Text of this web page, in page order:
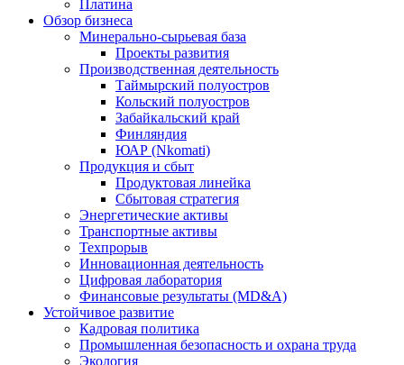
Платина
Обзор бизнеса
Минерально-сырьевая база
Проекты развития
Производственная деятельность
Таймырский полуостров
Кольский полуостров
Забайкальский край
Финляндия
ЮАР (Nkomati)
Продукция и сбыт
Продуктовая линейка
Сбытовая стратегия
Энергетические активы
Транспортные активы
Техпрорыв
Инновационная деятельность
Цифровая лаборатория
Финансовые результаты (MD&A)
Устойчивое развитие
Кадровая политика
Промышленная безопасность и охрана труда
Экология